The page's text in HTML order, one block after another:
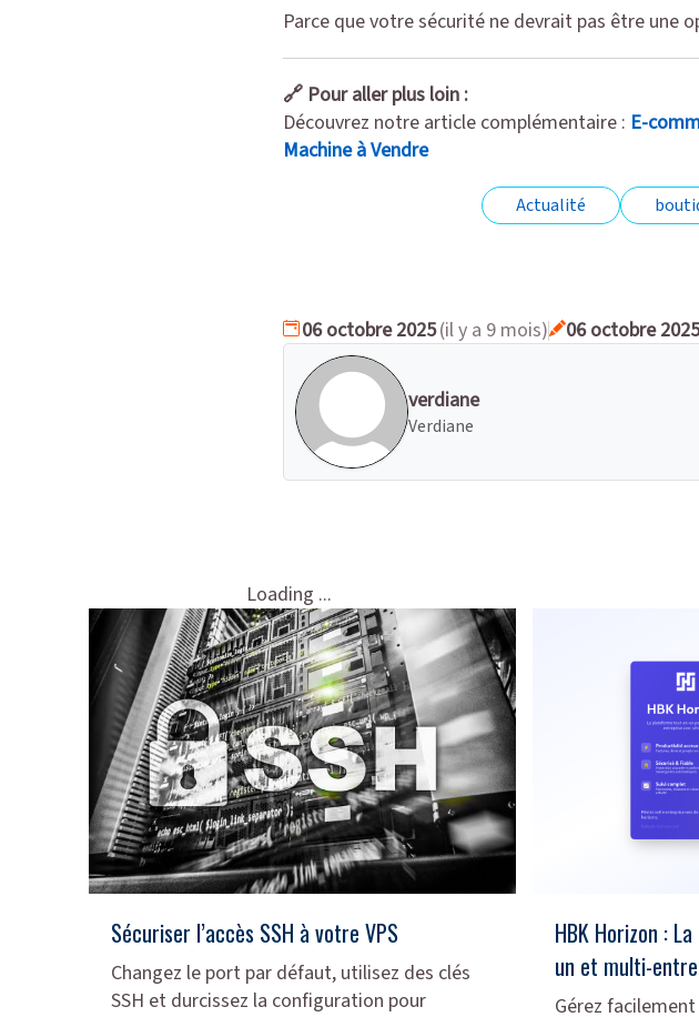
Parce que votre sécurité ne devrait pas être une
🔗 Pour aller plus loin :
Découvrez notre article complémentaire : E-
Machine à Vendre
Actualité
06 octobre 2025(il y a 9 mois) 06 octobre 2025
verdiane
Verdiane
Loading ...
Sécuriser l’accès SSH à votre VPS
Changez le port par défaut, utilisez des clés
SSH et durcissez la configuration pour
HBK Horizon :
un et multi-
Gérez